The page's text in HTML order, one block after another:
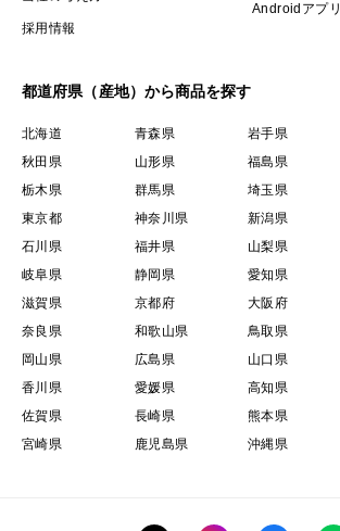
採用情報
Androidアプリ
都道府県（産地）から商品を探す
北海道 青森県 岩手県
秋田県
山形県 福島県
栃木県
群馬県 埼玉県
東京都
神奈川県 新潟県
石川県
福井県 山梨県
岐阜県
静岡県 愛知県
滋賀県
京都府 大阪府
奈良県
和歌山県 鳥取県
岡山県
広島県 山口県
香川県
愛媛県 高知県
佐賀県
長崎県 熊本県
宮崎県
鹿児島県 沖縄県